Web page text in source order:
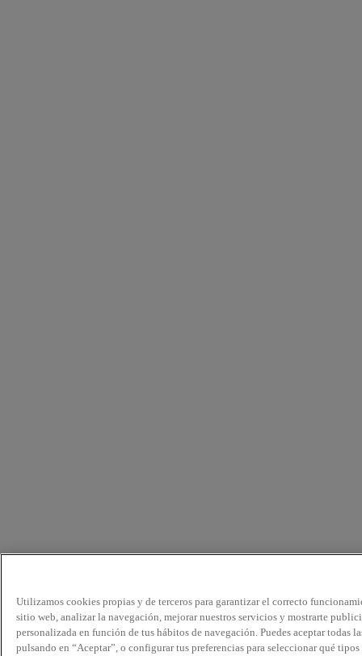
Utilizamos cookies propias y de terceros para garantizar el correcto
sitio web, analizar la navegación, mejorar nuestros servicios y mostrarte
personalizada en función de tus hábitos de navegación. Puedes aceptar todas
pulsando en “Aceptar”, o configurar tus preferencias para seleccionar qué tipos